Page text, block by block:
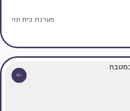
מערכת בית ונוי